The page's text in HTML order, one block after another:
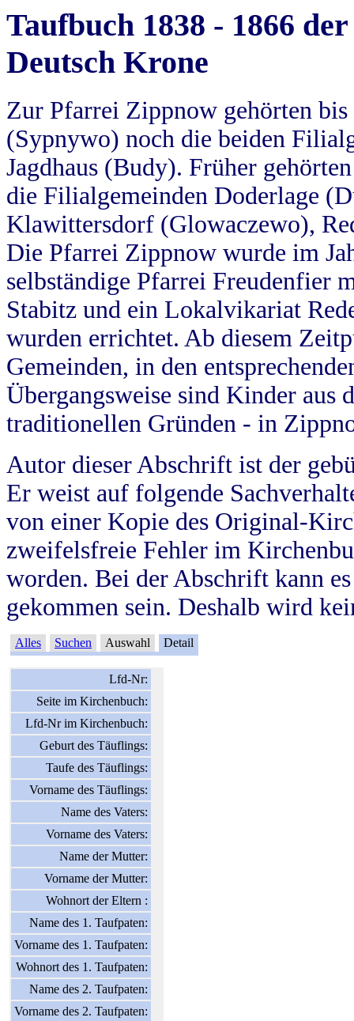
Taufbuch 1838 - 1866
Deutsch Krone
Zur Pfarrei Zippnow gehörten
(Sypnywo) noch die beiden
Jagdhaus (Budy). Früher
die Filialgemeinden Doderlage
Klawittersdorf (Glowaczewo),
Die Pfarrei Zippnow wurde im
selbständige Pfarrei Freudenfier
Stabitz und ein Lokalvikariat
wurden errichtet. Ab diesem
Gemeinden, in den
Übergangsweise sind Kinder aus
traditionellen Gründen - in
Autor dieser Abschrift ist der
Er weist auf folgende
von einer Kopie des Original-
zweifelsfreie Fehler im
worden. Bei der Abschrift kann
gekommen sein. Deshalb wird
Alles Suchen Auswahl Detail
Lfd-Nr:
Seite im Kirchenbuch:
Lfd-Nr im Kirchenbuch:
Geburt des Täuflings:
Taufe des Täuflings:
Vorname des Täuflings:
Name des Vaters:
Vorname des Vaters:
Name der Mutter:
Vorname der Mutter:
Wohnort der Eltern :
Name des 1. Taufpaten:
Vorname des 1. Taufpaten:
Wohnort des 1. Taufpaten:
Name des 2. Taufpaten:
Vorname des 2. Taufpaten: